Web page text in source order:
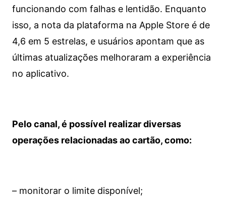
funcionando com falhas e lentidão. Enquanto
isso, a nota da plataforma na Apple Store é de
4,6 em 5 estrelas, e usuários apontam que as
últimas atualizações melhoraram a experiência
no aplicativo.
Pelo canal, é possível realizar diversas
operações relacionadas ao cartão, como:
– monitorar o limite disponível;